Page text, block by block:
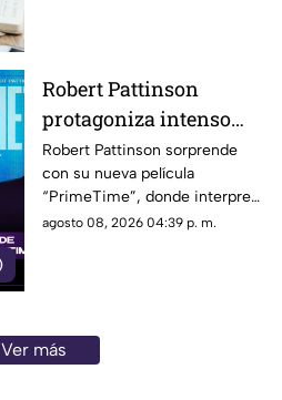
Robert Pattinson
protagoniza intenso
thriller ‘PrimeTime’
con un nuevo papel
como cazador
Robert Pattinson sorprende
con su nueva película
“PrimeTime”, donde interpreta
a un personaje dedicado a
agosto 08, 2026 04:39 p. m.
Ver más